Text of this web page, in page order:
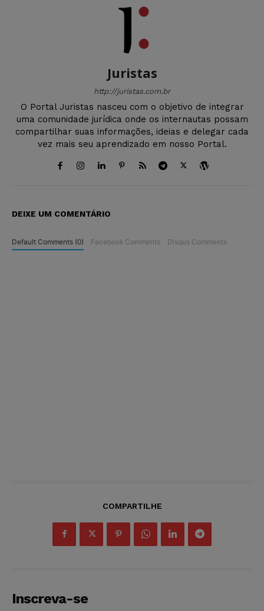
Juristas
http://juristas.com.br
O Portal Juristas nasceu com o objetivo de integrar
uma comunidade jurídica onde os internautas possam
compartilhar suas informações, ideias e delegar cada
vez mais seu aprendizado em nosso Portal.
DEIXE UM COMENTÁRIO
Default Comments (0) Facebook Comments Disqus Comments
COMPARTILHE
Inscreva-se